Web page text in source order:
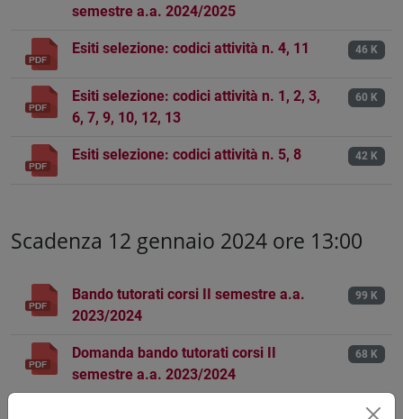
semestre a.a. 2024/2025
Esiti selezione: codici attività n. 4, 11 46 K
Esiti selezione: codici attività n. 1, 2, 3,
6, 7, 9, 10, 12, 13
60 K
Esiti selezione: codici attività n. 5, 8 42 K
Scadenza 12 gennaio 2024 ore 13:00
Bando tutorati corsi II semestre a.a.
2023/2024
99 K
Domanda bando tutorati corsi II
semestre a.a. 2023/2024
68 K
46 K